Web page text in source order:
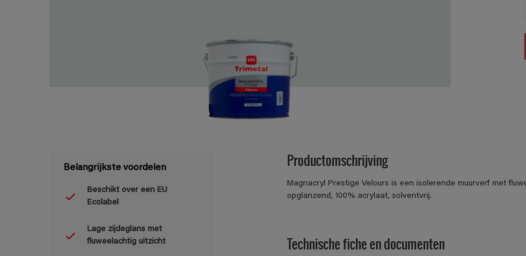
Belangrijkste voordelen
Beschikt over een EU
Ecolabel
Lage zijdeglans met
fluweelachtig uitzicht
Productomschrijving
Magnacryl Prestige Velours is een isolerende muurverf met
opglanzend, 100% acrylaat, solventvrij.
Technische fiche en documenten